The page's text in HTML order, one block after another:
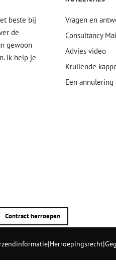
beste bij
de
gewoon
Ik help je
Vragen en
Consultancy
Advies video
Krullende
Een
Contract herroepen
|Herroepingsrecht|